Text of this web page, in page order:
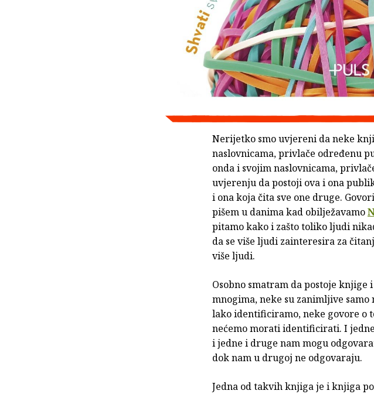
Nerijetko smo uvjereni da neke
naslovnicama, privlače određenu
onda i svojim naslovnicama,
uvjerenju da postoji ova i ona
i ona koja čita sve one druge.
pišem u danima kad obilježavamo
pitamo kako i zašto toliko ljudi
da se više ljudi zainteresira za
više ljudi.
Osobno smatram da postoje
mnogima, neke su zanimljive
lako identificiramo, neke govore o
nećemo morati identificirati. I
i jedne i druge nam mogu
dok nam u drugoj ne odgovaraju.
Jedna od takvih knjiga je i knjiga